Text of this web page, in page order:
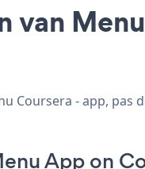
van
Coursera - app,
App on